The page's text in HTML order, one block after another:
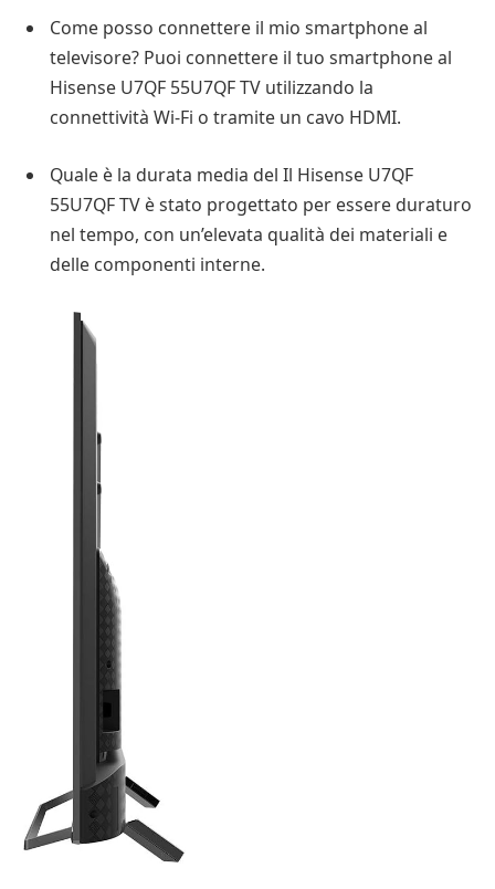
Come posso connettere il mio smartphone al
televisore? Puoi connettere il tuo smartphone al
Hisense U7QF 55U7QF TV utilizzando la
connettività Wi-Fi o tramite un cavo HDMI.
Quale è la durata media del Il Hisense U7QF
55U7QF TV è stato progettato per essere duraturo
nel tempo, con un’elevata qualità dei materiali e
delle componenti interne.